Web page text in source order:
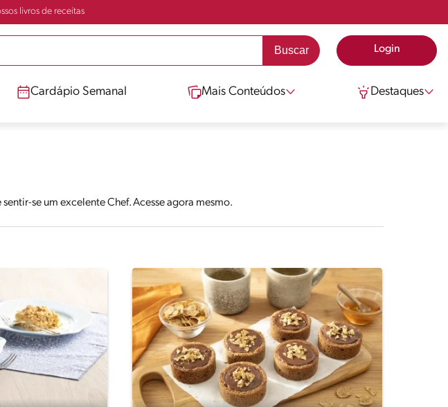
livros de receitas
Login
Cardápio Semanal Mais Conteúdos Destaques
se um excelente Chef. Acesse agora mesmo.